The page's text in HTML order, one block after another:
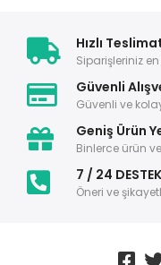
Hızlı
Siparişleriniz
Güvenli
Güvenli ve
Geniş Ürün
Binlerce ürün
7 / 24 DESTEK
Öneri ve